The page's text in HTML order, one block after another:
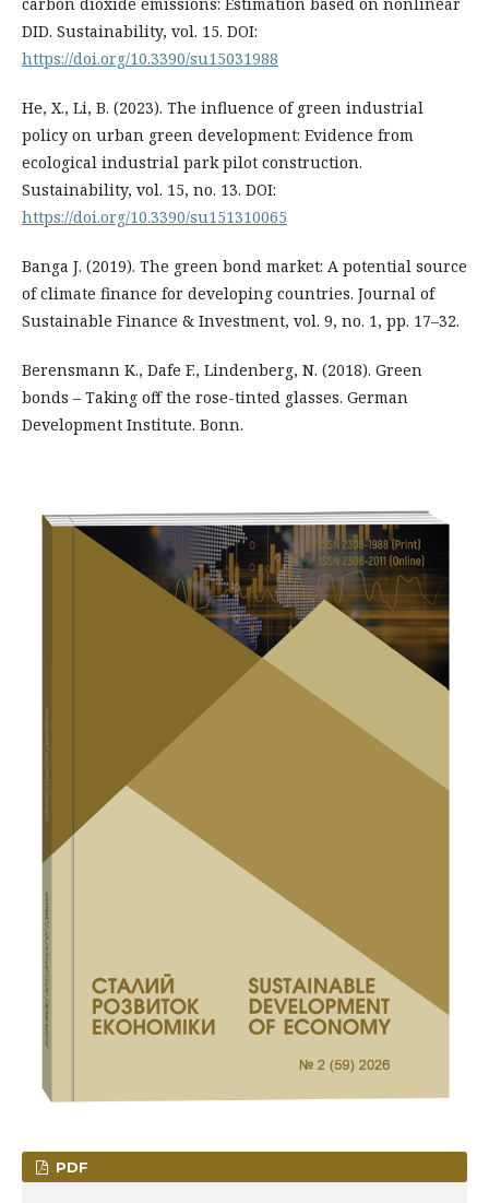
DID. Sustainability, vol. 15. DOI:
https://doi.org/10.3390/su15031988
He, X., Li, B. (2023). The influence of green industrial
policy on urban green development: Evidence from
ecological industrial park pilot construction.
Sustainability, vol. 15, no. 13. DOI:
https://doi.org/10.3390/su151310065
Banga J. (2019). The green bond market: A potential source
of climate finance for developing countries. Journal of
Sustainable Finance & Investment, vol. 9, no. 1, pp. 17–32.
Berensmann K., Dafe F., Lindenberg, N. (2018). Green
bonds – Taking off the rose-tinted glasses. German
Development Institute. Bonn.
PDF